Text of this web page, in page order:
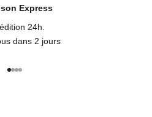
Express
24h.
dans 2 jours
Aller à l'élément 1
Aller à l'élément 2
Aller à l'élément 3
Aller à l'élément 4